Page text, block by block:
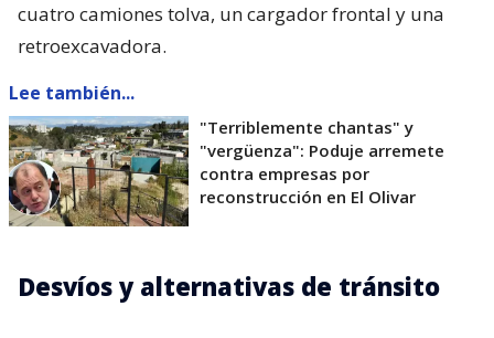
cuatro camiones tolva, un cargador frontal y una
retroexcavadora.
Lee también...
"Terriblemente chantas" y
"vergüenza": Poduje arremete
contra empresas por
reconstrucción en El Olivar
Desvíos y alternativas de tránsito